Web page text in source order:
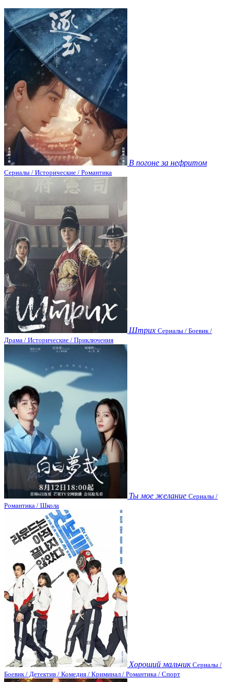
В погоне за нефритом
Сериалы / Исторические / Романтика
Штрих Сериалы / Боевик /
Драма / Исторические / Приключения
Ты мое желание Сериалы /
Романтика / Школа
Хороший мальчик Сериалы /
Боевик / Детектив / Комедия / Криминал / Романтика / Спорт